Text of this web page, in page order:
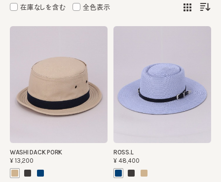
在庫なしを含む 全色表示
WASHI DACK PORK
¥13,200
ROSS.L
¥48,400